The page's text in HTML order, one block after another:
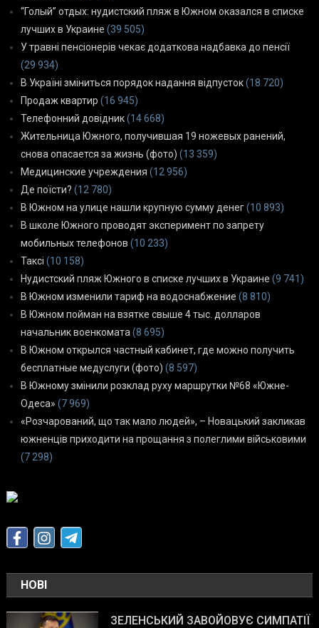
“Голый” отдых: нудистский пляж в Южном оказался в списке
лучших в Украине (39 505)
У травні пенсіонерів чекає додаткова надбавка до пенсії
(29 934)
В Україні зміниться порядок надання відпусток(18 720)
Продаж квартир (16 945)
Телефонний довідник(14 668)
Жительница Южного, получившая 19 ножевых ранений,
снова опасается за жизнь (фото) (13 359)
Медицинские учреждения (12 956)
Де поїсти? (12 780)
В Южном на улице нашли крупную сумму денег(10 893)
В школе Южного проводят эксперимент по запрету
мобильных телефонов (10 233)
Таксі (10 158)
Нудистский пляж Южного в списке лучших в Украине (9 741)
В Южном изменили тариф на водоснабжение (8 810)
В Южном пойман на взятке свыше 4 тыс. долларов
начальник военкомата (8 695)
В Южном открылся частный кабинет, где можно получить
бесплатные медуслуги (фото) (8 597)
В Южному змінили розклад руху маршрутки №68 «Южне-
Одеса» (7 969)
«Розчарований, що так мало людей», – Новацький закликав
южненців приходити на прощання з полеглими військовими
(7 298)
НОВІ
ЗЕЛЕНСЬКИЙ ЗАВОЙОВУЄ СИМПАТІЇ